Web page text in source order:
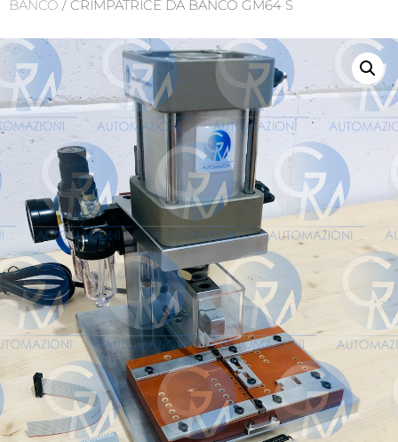
BANCO / CRIMPATRICE DA BANCO GM64 S